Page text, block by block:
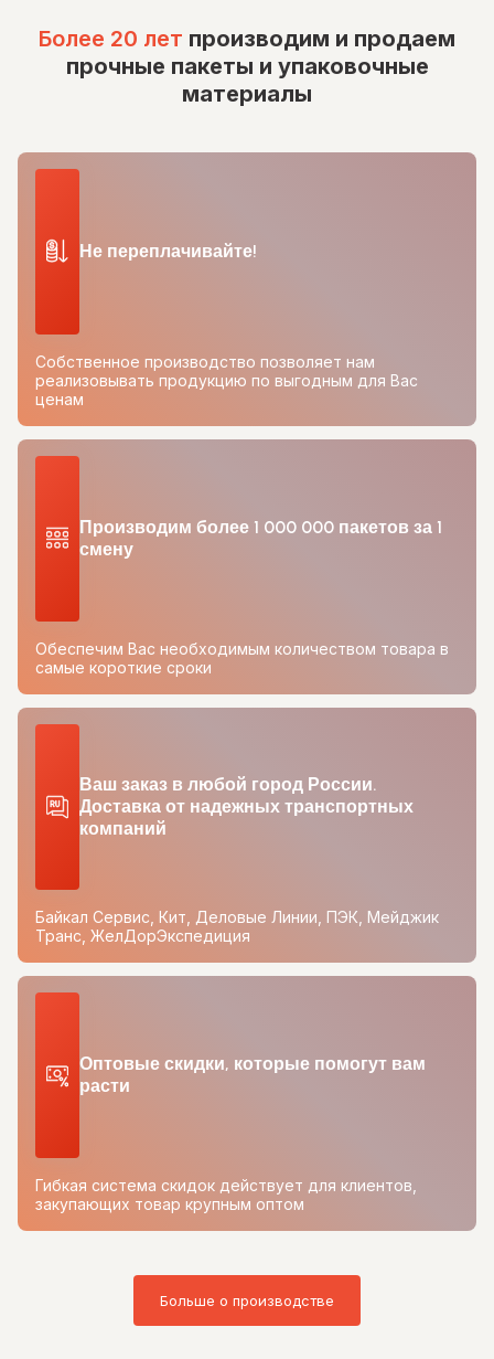
Более 20 лет производим и продаем
прочные пакеты и упаковочные
материалы
Не переплачивайте!
Собственное производство позволяет нам
реализовывать продукцию по выгодным для Вас
ценам
Производим более 1 000 000 пакетов за 1
смену
Обеспечим Вас необходимым количеством товара в
самые короткие сроки
Ваш заказ в любой город России.
Доставка от надежных транспортных
компаний
Байкал Сервис, Кит, Деловые Линии, ПЭК, Мейджик
Транс, ЖелДорЭкспедиция
Оптовые скидки, которые помогут вам
расти
Гибкая система скидок действует для клиентов,
закупающих товар крупным оптом
Больше о производстве